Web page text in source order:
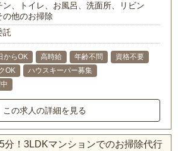
ン、トイレ、お風呂、洗面所、リビン
の他のお掃除
託
からOK 高時給 年齢不問
資格不要
OK
ハウスキーパー募集
この求人の詳細を見る
分！3LDKマンションでのお掃除代行